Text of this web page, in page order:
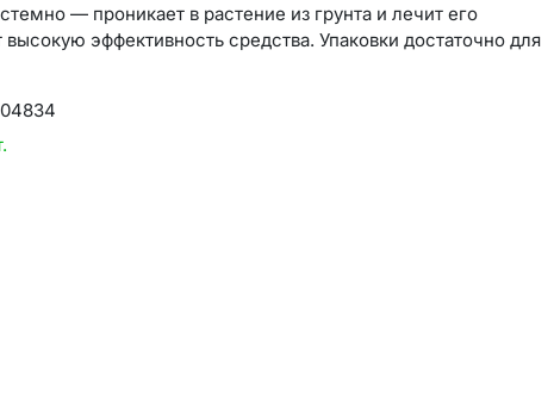
— проникает в растение из грунта и лечит его
высокую эффективность средства. Упаковки достаточно для